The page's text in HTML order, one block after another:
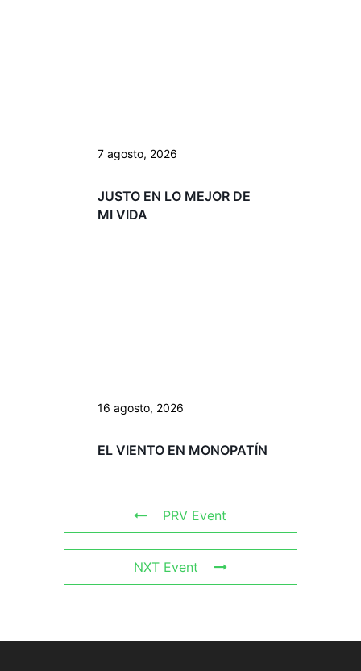
7 agosto, 2026
JUSTO EN LO MEJOR DE
MI VIDA
16 agosto, 2026
EL VIENTO EN MONOPATÍN
PRV Event
NXT Event